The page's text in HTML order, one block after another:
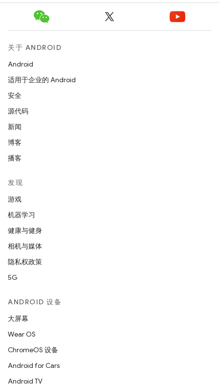
关于 ANDROID
Android
适用于企业的 Android
安全
源代码
新闻
博客
播客
发现
游戏
机器学习
健康与健身
相机与媒体
隐私权政策
5G
ANDROID 设备
大屏幕
Wear OS
ChromeOS 设备
Android for Cars
Android TV